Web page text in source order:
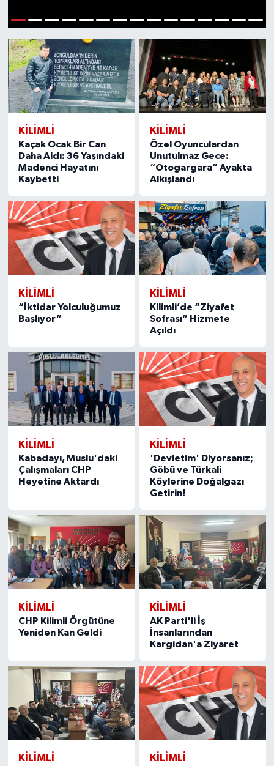
KILIMLI
Kaçak Ocak Bir Can
Daha Aldı: 36 Yaşındaki
Madenci Hayatını
Kaybetti
KILIMLI
Özel Oyunculardan
Unutulmaz Gece:
“Otogargara” Ayakta
Alkışlandı
KILIMLI
“İktidar Yolculuğumuz
Başlıyor”
KILIMLI
Kilimli’de “Ziyafet
Sofrası” Hizmete
Açıldı
KILIMLI
Kabadayı, Muslu'daki
Çalışmaları CHP
Heyetine Aktardı
KILIMLI
'Devletim' Diyorsanız;
Göbü ve Türkali
Köylerine Doğalgazı
Getirin!
KILIMLI
CHP Kilimli Örgütüne
Yeniden Kan Geldi
KILIMLI
AK Parti'li İş
İnsanlarından
Kargidan'a Ziyaret
KILIMLI KILIMLI
Özel
Mesaj
Dergim
Ulusal